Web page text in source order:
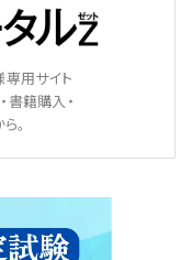
専用サイト
書籍購入・
。